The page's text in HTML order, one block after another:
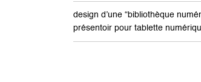
design d’une “bibliothèque
présentoir pour tablette